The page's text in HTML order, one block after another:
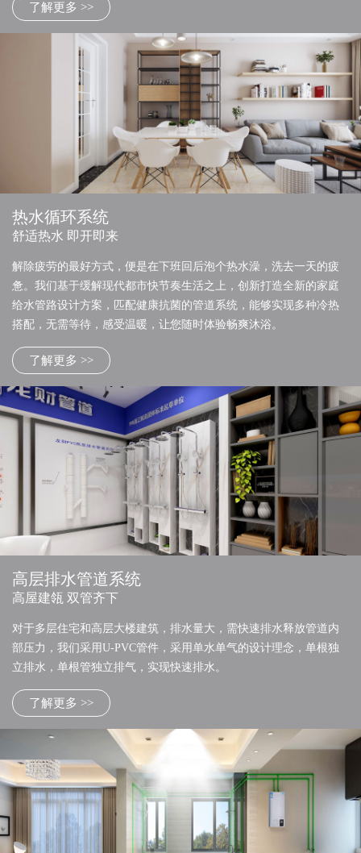
了解更多 >>
热水循环系统
舒适热水 即开即来
解除疲劳的最好方式，便是在下班回后泡个热水澡，洗去一天的疲
惫。我们基于缓解现代都市快节奏生活之上，创新打造全新的家庭
给水管路设计方案，匹配健康抗菌的管道系统，能够实现多种冷热
搭配，无需等待，感受温暖，让您随时体验畅爽沐浴。
了解更多 >>
高层排水管道系统
高屋建瓴 双管齐下
对于多层住宅和高层大楼建筑，排水量大，需快速排水释放管道内
部压力，我们采用U-PVC管件，采用单水单气的设计理念，单根独
立排水，单根管独立排气，实现快速排水。
了解更多 >>